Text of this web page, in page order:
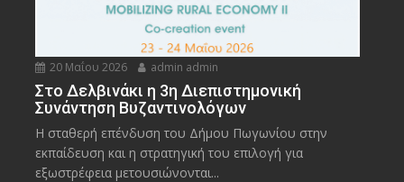
20 Μαΐου 2026 admin admin
Στο Δελβινάκι η 3η Διεπιστημονική
Συνάντηση Βυζαντινολόγων
Η σταθερή επένδυση του Δήμου Πωγωνίου στην
εκπαίδευση και η στρατηγική του επιλογή για
εξωστρέφεια μετουσιώνονται...